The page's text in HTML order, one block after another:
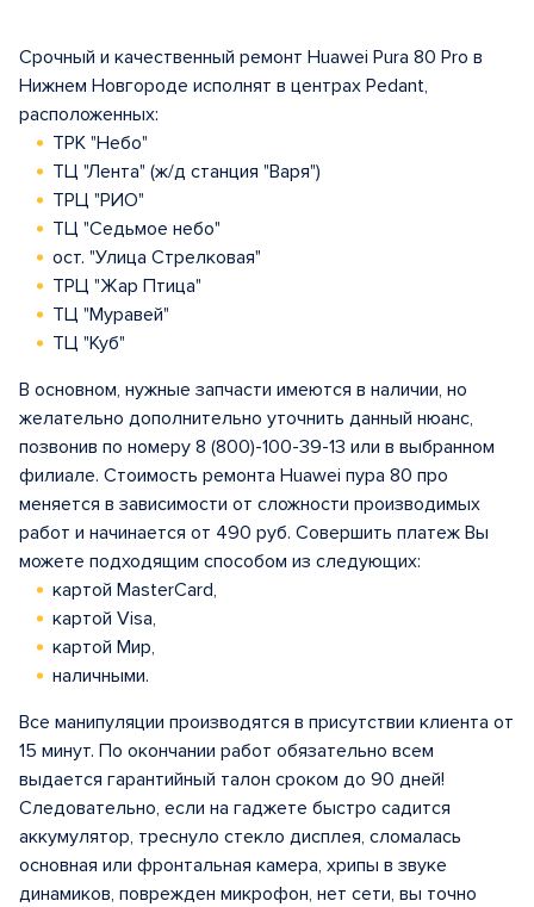
Срочный и качественный ремонт Huawei Pura 80 Pro в
Нижнем Новгороде исполнят в центрах Pedant,
расположенных:
ТРК "Небо"
ТЦ "Лента" (ж/д станция "Варя")
ТРЦ "РИО"
ТЦ "Седьмое небо"
ост. "Улица Стрелковая"
ТРЦ "Жар Птица"
ТЦ "Муравей"
ТЦ "Куб"
В основном, нужные запчасти имеются в наличии, но
желательно дополнительно уточнить данный нюанс,
позвонив по номеру 8 (800)-100-39-13 или в выбранном
филиале. Стоимость ремонта Huawei пура 80 про
меняется в зависимости от сложности производимых
работ и начинается от 490 руб. Совершить платеж Вы
можете подходящим способом из следующих:
картой MasterCard,
картой Visa,
картой Мир,
наличными.
Все манипуляции производятся в присутствии клиента от
15 минут. По окончании работ обязательно всем
выдается гарантийный талон сроком до 90 дней!
Следовательно, если на гаджете быстро садится
аккумулятор, треснуло стекло дисплея, сломалась
основная или фронтальная камера, хрипы в звуке
динамиков, поврежден микрофон, нет сети, вы точно